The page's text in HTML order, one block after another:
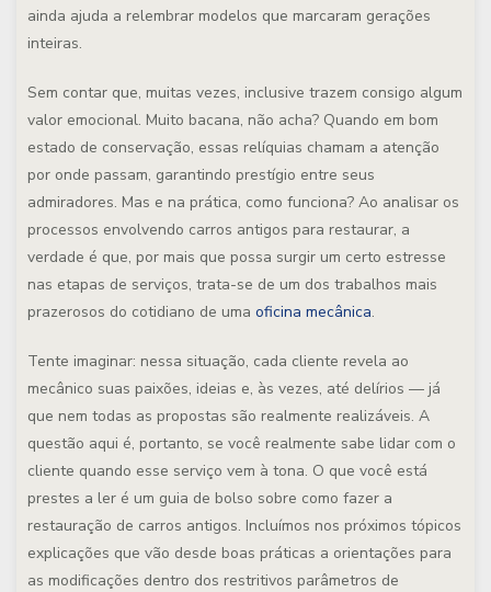
ainda ajuda a relembrar modelos que marcaram gerações
inteiras.
Sem contar que, muitas vezes, inclusive trazem consigo algum
valor emocional. Muito bacana, não acha? Quando em bom
estado de conservação, essas relíquias chamam a atenção
por onde passam, garantindo prestígio entre seus
admiradores. Mas e na prática, como funciona? Ao analisar os
processos envolvendo carros antigos para restaurar, a
verdade é que, por mais que possa surgir um certo estresse
nas etapas de serviços, trata-se de um dos trabalhos mais
prazerosos do cotidiano de uma oficina mecânica.
Tente imaginar: nessa situação, cada cliente revela ao
mecânico suas paixões, ideias e, às vezes, até delírios — já
que nem todas as propostas são realmente realizáveis. A
questão aqui é, portanto, se você realmente sabe lidar com o
cliente quando esse serviço vem à tona. O que você está
prestes a ler é um guia de bolso sobre como fazer a
restauração de carros antigos. Incluímos nos próximos tópicos
explicações que vão desde boas práticas a orientações para
as modificações dentro dos restritivos parâmetros de